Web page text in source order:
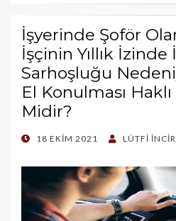
İşyerinde Şoför
İşçinin Yıllık İzinde
Sarhoşluğu
El Konulması
Midir?
POSTED
18 EKIM 2021 LÜTFI